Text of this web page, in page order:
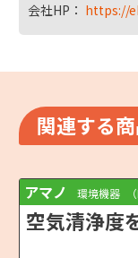
会社HP： https://
関連する
アマノ 環境機器
空気清浄度